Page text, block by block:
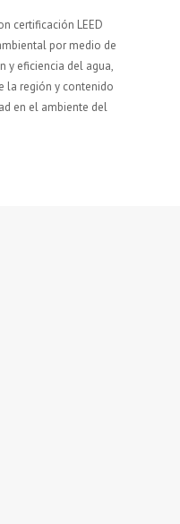
certificación LEED
por medio de
y eficiencia del agua,
la región y contenido
en el ambiente del